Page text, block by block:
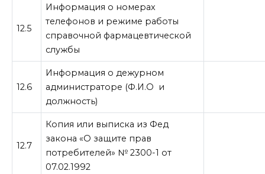
12.5
Информация о номерах
телефонов и режиме работы
справочной фармацевтической
службы
12.6
Информация о дежурном
администраторе (Ф.И.О и
должность)
12.7
Копия или выписка из Фед
закона «О защите прав
потребителей» № 2300-1 от
07.02.1992